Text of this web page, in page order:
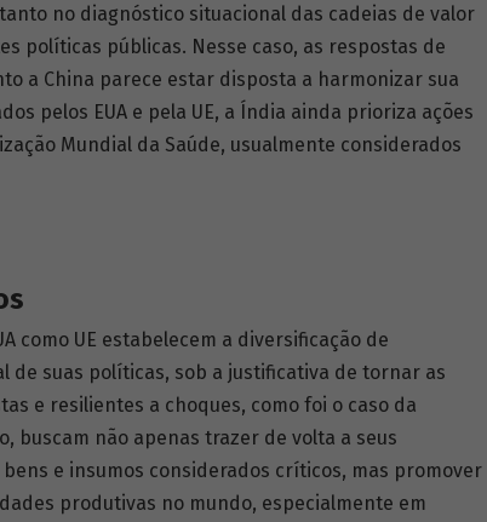
no diagnóstico situacional das cadeias de valor
políticas públicas. Nesse caso, as respostas de
a China parece estar disposta a harmonizar sua
pelos EUA e pela UE, a Índia ainda prioriza ações
Mundial da Saúde, usualmente considerados
como UE estabelecem a diversificação de
suas políticas, sob a justificativa de tornar as
e resilientes a choques, como foi o caso da
buscam não apenas trazer de volta a seus
e insumos considerados críticos, mas promover
produtivas no mundo, especialmente em